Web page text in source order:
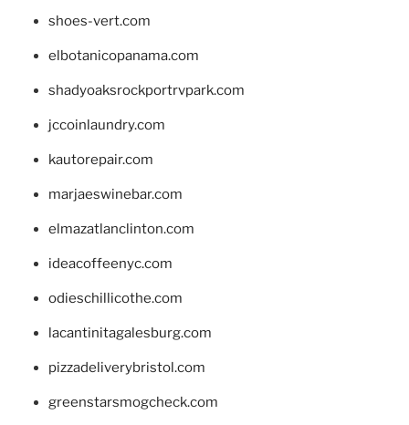
shoes-vert.com
elbotanicopanama.com
shadyoaksrockportrvpark.com
jccoinlaundry.com
kautorepair.com
marjaeswinebar.com
elmazatlanclinton.com
ideacoffeenyc.com
odieschillicothe.com
lacantinitagalesburg.com
pizzadeliverybristol.com
greenstarsmogcheck.com